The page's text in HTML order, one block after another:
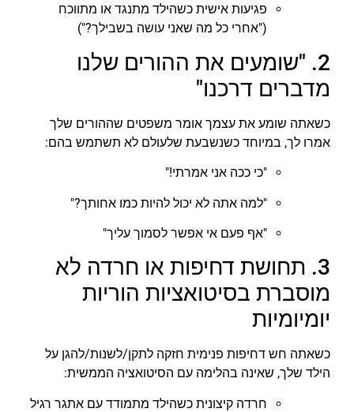
פגיעות אישית כשהילד מתנגד או מתווכח
("אחרי כל מה שאני עושה בשבילך?")
2. "שומעים את ההורים שלנו
מדברים דרכנו"
כשאתה שומע את עצמך אומר משפטים שההורים שלך
אמרו לך, במיוחד כשנשבעת שלעולם לא תשתמש בהם:
"כי ככה אני אמרתי!"
"למה אתה לא יכול להיות כמו אחותך?"
"אף פעם אי אפשר לסמוך עליך"
3. תחושת דחיפות או חרדה לא
מוסברת בסיטואציות הוריות
יומיומיות
כשאתה חש דחיפות פנימית חזקה לתקן/לשנות/להגן על
הילד שלך, שאינה בהלימה עם הסיטואציה הממשית:
חרדה קיצונית כשהילד מתמודד עם אתגר רגיל